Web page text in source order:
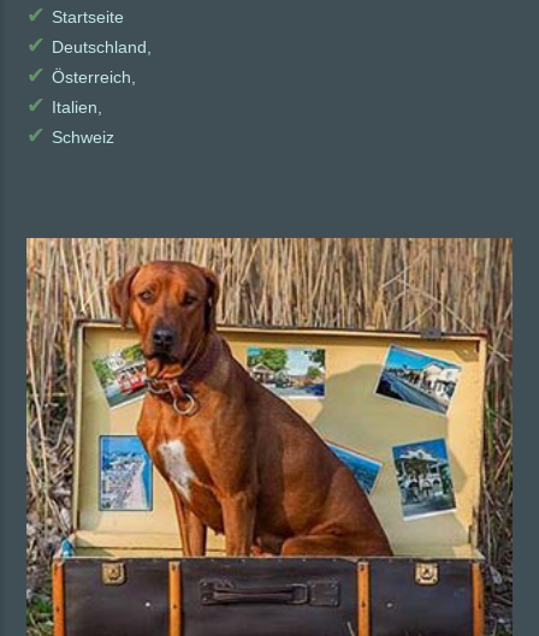
✔ Startseite
✔ Deutschland,
✔Österreich,
✔ Italien,
✔ Schweiz